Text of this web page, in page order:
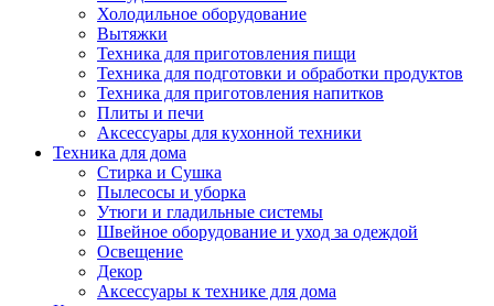
Холодильное оборудование
Вытяжки
Техника для приготовления пищи
Техника для подготовки и обработки продуктов
Техника для приготовления напитков
Плиты и печи
Аксессуары для кухонной техники
Техника для дома
Стирка и Сушка
Пылесосы и уборка
Утюги и гладильные системы
Швейное оборудование и уход за одеждой
Освещение
Декор
Аксессуары к технике для дома